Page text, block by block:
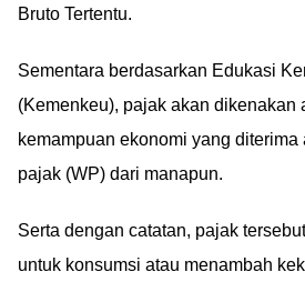
Bruto Tertentu.
Sementara berdasarkan Edukasi
(Kemenkeu), pajak akan dikenakan
kemampuan ekonomi yang
pajak (WP) dari manapun.
Serta dengan catatan, pajak
untuk konsumsi atau menambah